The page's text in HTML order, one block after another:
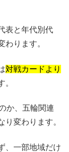
表と年代別代
ります。
対戦カードより
。
か、五輪関連
変わります。
、一部地域だけ